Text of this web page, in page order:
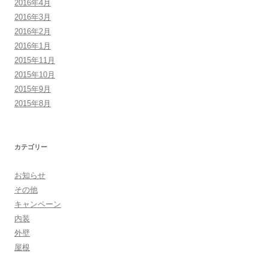
2016年4月
2016年3月
2016年2月
2016年1月
2015年11月
2015年10月
2015年9月
2015年8月
カテゴリー
お知らせ
その他
キャンペーン
内装
外壁
屋根